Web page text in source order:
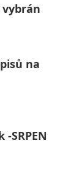
na
SRPEN